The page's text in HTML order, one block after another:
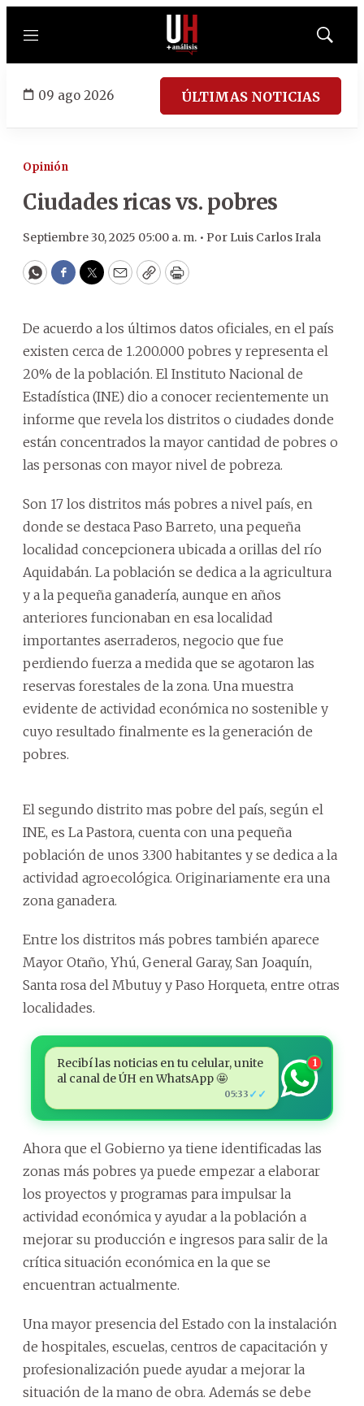
Menú
Mostrar
09 ago 2026 ÚLTIMAS NOTICIAS
Opinión
Ciudades ricas vs. pobres
Septiembre 30, 2025 05:00 a. m. • Por Luis Carlos Irala
WhatsApp
Facebook
Twitter
EmailCopyPrint
De acuerdo a los últimos datos oficiales, en el país
existen cerca de 1.200.000 pobres y representa el
20% de la población. El Instituto Nacional de
Estadística (INE) dio a conocer recientemente un
informe que revela los distritos o ciudades donde
están concentrados la mayor cantidad de pobres o
las personas con mayor nivel de pobreza.
Son 17 los distritos más pobres a nivel país, en
donde se destaca Paso Barreto, una pequeña
localidad concepcionera ubicada a orillas del río
Aquidabán. La población se dedica a la agricultura
y a la pequeña ganadería, aunque en años
anteriores funcionaban en esa localidad
importantes aserraderos, negocio que fue
perdiendo fuerza a medida que se agotaron las
reservas forestales de la zona. Una muestra
evidente de actividad económica no sostenible y
cuyo resultado finalmente es la generación de
pobres.
El segundo distrito mas pobre del país, según el
INE, es La Pastora, cuenta con una pequeña
población de unos 3.300 habitantes y se dedica a la
actividad agroecológica. Originariamente era una
zona ganadera.
Entre los distritos más pobres también aparece
Mayor Otaño, Yhú, General Garay, San Joaquín,
Santa rosa del Mbutuy y Paso Horqueta, entre otras
localidades.
Recibí las noticias en tu celular, unite
al canal de ÚH en WhatsApp 🤩
05:33 ✓✓
1
Ahora que el Gobierno ya tiene identificadas las
zonas más pobres ya puede empezar a elaborar
los proyectos y programas para impulsar la
actividad económica y ayudar a la población a
mejorar su producción e ingresos para salir de la
crítica situación económica en la que se
encuentran actualmente.
Una mayor presencia del Estado con la instalación
de hospitales, escuelas, centros de capacitación y
profesionalización puede ayudar a mejorar la
situación de la mano de obra. Además se debe